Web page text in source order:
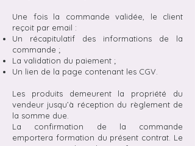
Une fois la commande validée, le client
reçoit par email :
Un récapitulatif des informations de la
commande ;
La validation du paiement ;
Un lien de la page contenant les CGV.
Les produits demeurent la propriété du
vendeur jusqu’à réception du règlement de
la somme due.
La confirmation de la commande
emportera formation du présent contrat. Le